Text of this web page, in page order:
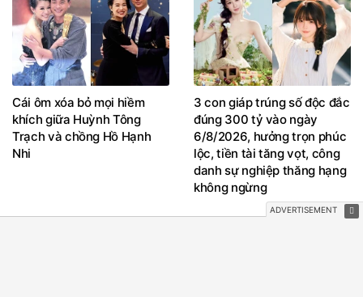
Cái ôm xóa bỏ mọi hiềm
khích giữa Huỳnh Tông
Trạch và chồng Hồ Hạnh
Nhi
3 con giáp trúng số độc đắc
đúng 300 tỷ vào ngày
6/8/2026, hưởng trọn phúc
lộc, tiền tài tăng vọt, công
danh sự nghiệp thăng hạng
không ngừng